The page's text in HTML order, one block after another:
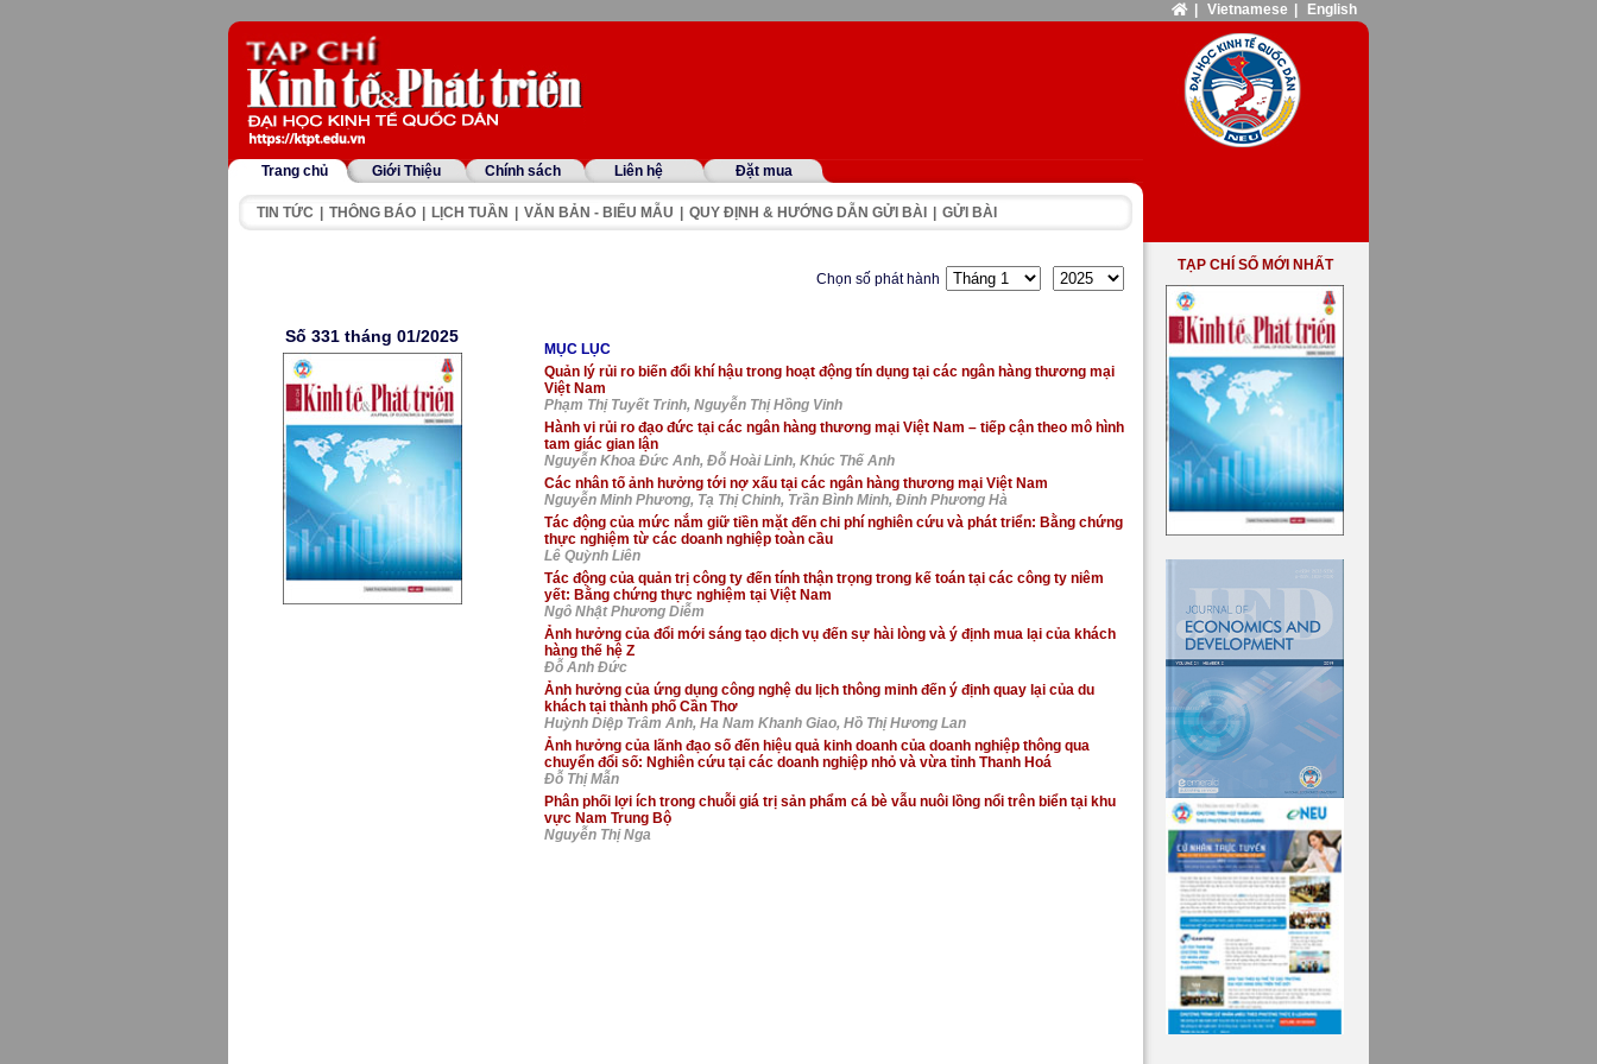
Vietnamese English
Trang chủ Giới Thiệu Chính sách Liên hệ Đặt mua
TIN TỨC THÔNG BÁO LỊCH TUẦN VĂN BẢN - BIỂU MẪU QUY ĐỊNH & HƯỚNG DẪN GỬI BÀI GỬI BÀI
Chọn số phát hành
Số 331 tháng 01/2025
MỤC LỤC
Quản lý rủi ro biến đổi khí hậu trong hoạt động tín dụng tại các ngân hàng thương mại
Việt Nam
Phạm Thị Tuyết Trinh, Nguyễn Thị Hồng Vinh
Hành vi rủi ro đạo đức tại các ngân hàng thương mại Việt Nam – tiếp cận theo mô hình
tam giác gian lận
Nguyễn Khoa Đức Anh, Đỗ Hoài Linh, Khúc Thế Anh
Các nhân tố ảnh hưởng tới nợ xấu tại các ngân hàng thương mại Việt Nam
Nguyễn Minh Phương, Tạ Thị Chinh, Trần Bình Minh, Đinh Phương Hà
Tác động của mức nắm giữ tiền mặt đến chi phí nghiên cứu và phát triển: Bằng chứng
thực nghiệm từ các doanh nghiệp toàn cầu
Lê Quỳnh Liên
Tác động của quản trị công ty đến tính thận trọng trong kế toán tại các công ty niêm
yết: Bằng chứng thực nghiệm tại Việt Nam
Ngô Nhật Phương Diễm
Ảnh hưởng của đổi mới sáng tạo dịch vụ đến sự hài lòng và ý định mua lại của khách
hàng thế hệ Z
Đỗ Anh Đức
Ảnh hưởng của ứng dụng công nghệ du lịch thông minh đến ý định quay lại của du
khách tại thành phố Cần Thơ
Huỳnh Diệp Trâm Anh, Ha Nam Khanh Giao, Hồ Thị Hương Lan
Ảnh hưởng của lãnh đạo số đến hiệu quả kinh doanh của doanh nghiệp thông qua
chuyển đổi số: Nghiên cứu tại các doanh nghiệp nhỏ và vừa tỉnh Thanh Hoá
Đỗ Thị Mẫn
Phân phối lợi ích trong chuỗi giá trị sản phẩm cá bè vẫu nuôi lồng nổi trên biển tại khu
vực Nam Trung Bộ
Nguyễn Thị Nga
TẠP CHÍ SỐ MỚI NHẤT